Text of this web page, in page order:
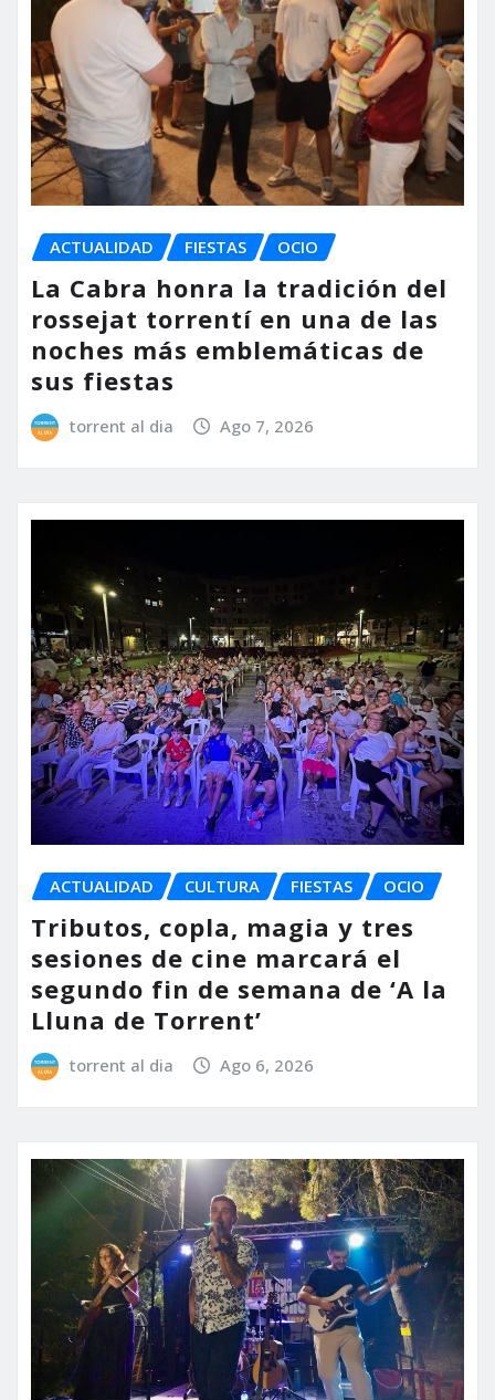
ACTUALIDAD FIESTAS OCIO
La Cabra honra la tradición del
rossejat torrentí en una de las
noches más emblemáticas de
sus fiestas
torrent al dia Ago 7, 2026
ACTUALIDAD CULTURA FIESTAS OCIO
Tributos, copla, magia y tres
sesiones de cine marcará el
segundo fin de semana de ‘A la
Lluna de Torrent’
torrent al dia Ago 6, 2026